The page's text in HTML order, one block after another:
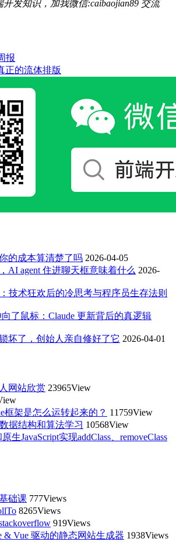
发知识，加我微信:caibaojian89 交流
报
正的流体排版
的成本算清楚了吗 2026-04-05
AI agent 住进聊天框意味着什么 2026-
技术狂欢后的冷思考与程序员生存法则
了鼠标：Claude 更新背后的真逻辑
坏了，创始人亲自修好了它 2026-04-01
网站欣赏 23965View
框架是怎么运转起来的？ 11759View
据结构和算法学习 10568View
生JavaScript实现addClass、removeClass
础课 777Views
8265Views
919Views
& Vue 驱动的静态网站生成器 1938Views